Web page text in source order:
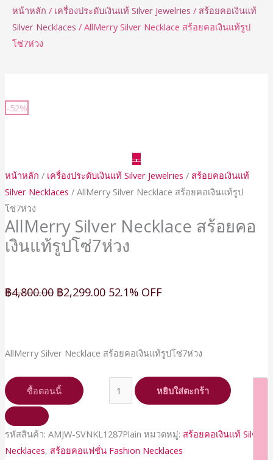
หน้าหลัก / เครื่องประดับเงินแท้ Silver Jewelries / สร้อยคอเงินแท้
Silver Necklaces / AllMerry Silver Necklace สร้อยคอเงินแท้รูป
โซ่7ห่วง
-52%
หน้าหลัก / เครื่องประดับเงินแท้ Silver Jewelries / สร้อยคอเงินแท้
Silver Necklaces / AllMerry Silver Necklace สร้อยคอเงินแท้รูป
โซ่7ห่วง
AllMerry Silver Necklace สร้อยคอ
เงินแท้รูปโซ่7ห่วง
฿4,800.00 ฿2,299.00 52.1% OFF
AllMerry Silver Necklace สร้อยคอเงินแท้รูปโซ่7ห่วง
ซื้อตอนนี้
เงิน
แท้
โซ่7ห่วง
ชิ้น
หยิบใส่ตะกร้า
รหัสสินค้า: AMJW-SVNKL1287Plain หมวดหมู่: สร้อยคอเงินแท้ Silver
Necklaces, สร้อยคอแฟชั่น Fashion Necklaces